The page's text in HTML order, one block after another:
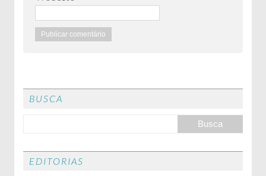
BUSCA
EDITORIAS